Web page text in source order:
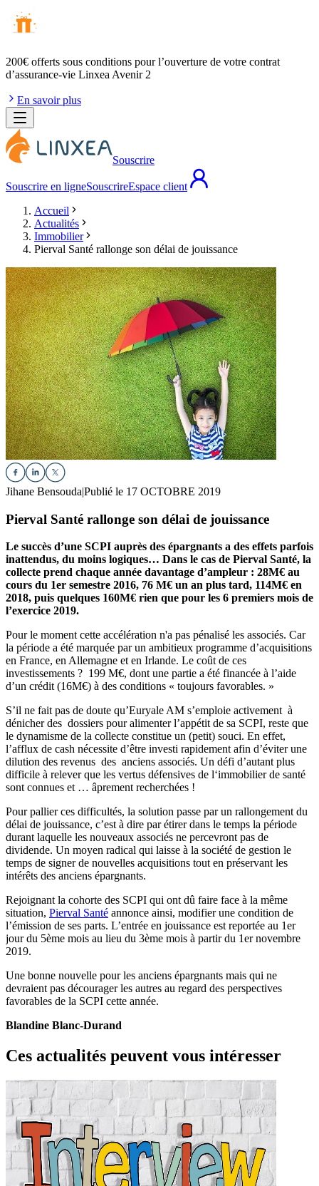
200€ offerts sous conditions pour l’ouverture de votre contrat
d’assurance-vie Linxea Avenir 2
En savoir plus
Souscrire
Souscrire en ligneSouscrireEspace client
Accueil
Actualités
Immobilier
Pierval Santé rallonge son délai de jouissance
Jihane Bensouda|Publié le 17 OCTOBRE 2019
Pierval Santé rallonge son délai de jouissance
Le succès d’une SCPI auprès des épargnants a des effets parfois
inattendus, du moins logiques… Dans le cas de Pierval Santé, la
collecte prend chaque année davantage d’ampleur : 28M€ au
cours du 1er semestre 2016, 76 M€ un an plus tard, 114M€ en
2018, puis quelques 160M€ rien que pour les 6 premiers mois de
l’exercice 2019.
Pour le moment cette accélération n'a pas pénalisé les associés. Car
la période a été marquée par un ambitieux programme d’acquisitions
en France, en Allemagne et en Irlande. Le coût de ces
investissements ? 199 M€, dont une partie a été financée à l’aide
d’un crédit (16M€) à des conditions « toujours favorables. »
S’il ne fait pas de doute qu’Euryale AM s’emploie activement à
dénicher des dossiers pour alimenter l’appétit de sa SCPI, reste que
le dynamisme de la collecte constitue un (petit) souci. En effet,
l’afflux de cash nécessite d’être investi rapidement afin d’éviter une
dilution des revenus des anciens associés. Un défi d’autant plus
difficile à relever que les vertus défensives de l‘immobilier de santé
sont connues et … âprement recherchées !
Pour pallier ces difficultés, la solution passe par un rallongement du
délai de jouissance, c’est à dire par étirer dans le temps la période
durant laquelle les nouveaux associés ne percevront pas de
dividende. Un moyen radical qui laisse à la société de gestion le
temps de signer de nouvelles acquisitions tout en préservant les
intérêts des anciens épargnants.
Rejoignant la cohorte des SCPI qui ont dû faire face à la même
situation, Pierval Santé annonce ainsi, modifier une condition de
l’émission de ses parts. L’entrée en jouissance est reportée au 1er
jour du 5ème mois au lieu du 3ème mois à partir du 1er novembre
2019.
Une bonne nouvelle pour les anciens épargnants mais qui ne
devraient pas décourager les autres au regard des perspectives
favorables de la SCPI cette année.
Blandine Blanc-Durand
Ces actualités peuvent vous intéresser